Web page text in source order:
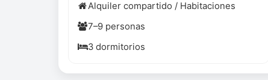
Alquiler compartido / Habitaciones
7–9 personas
3 dormitorios